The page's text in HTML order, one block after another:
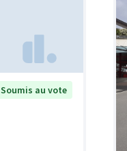
Soumis au vote